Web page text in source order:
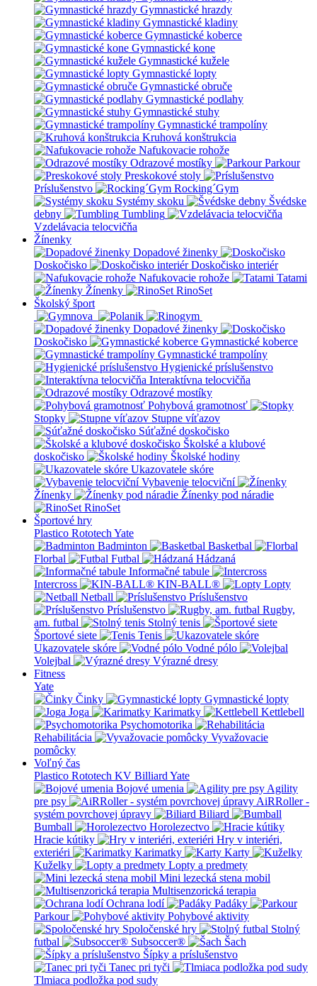
Gymnastické hrazdy
Gymnastické kladiny
Gymnastické koberce
Gymnastické kone
Gymnastické kužele
Gymnastické lopty
Gymnastické obruče
Gymnastické podlahy
Gymnastické stuhy
Gymnastické trampolíny
Kruhová konštrukcia
Nafukovacie rohože
Odrazové mostíky
Parkour
Preskokové stoly
Príslušenstvo
Rocking´Gym
Systémy skoku
Švédske
debny
Tumbling
Vzdelávacia telocvičňa
Žínenky
Dopadové žinenky
Doskočisko
Doskočisko interiér
Nafukovacie rohože
Tatami
Žínenky
RinoSet
Školský šport
Dopadové žinenky
Doskočisko
Gymnastické koberce
Gymnastické trampolíny
Hygienické príslušenstvo
Interaktívna telocvičňa
Odrazové mostíky
Pohybová gramotnosť
Stopky
Stupne víťazov
Súťažné doskočisko
Školské a klubové
doskočisko
Školské hodiny
Ukazovatele skóre
Vybavenie telocviční
Žínenky
Žínenky pod náradie
RinoSet
Športové hry
Plastico Rototech Yate
Badminton
Basketbal
Florbal
Futbal
Hádzaná
Informačné tabule
Intercross
KIN-BALL®
Lopty
Netball
Príslušenstvo
Príslušenstvo
Rugby,
am. futbal
Stolný tenis
Športové siete
Tenis
Ukazovatele skóre
Vodné pólo
Volejbal
Výrazné dresy
Fitness
Yate
Činky
Gymnastické lopty
Joga
Karimatky
Kettlebell
Psychomotorika
Rehabilitácia
Vyvažovacie
pomôcky
Voľný čas
Plastico Rototech KV Billiard Yate
Bojové umenia
Agility
pre psy
AiRRoller -
systém povrchovej úpravy
Biliard
Bumball
Horolezectvo
Hracie kútiky
Hry v interiéri,
exteriéri
Karimatky
Karty
Kuželky
Lopty a predmety
Mini lezecká stena mobil
Multisenzorická terapia
Ochrana lodí
Padáky
Parkour
Pohybové aktivity
Spoločenské hry
Stolný
futbal
Subsoccer®
Šach
Šípky a príslušenstvo
Tanec pri tyči
Tlmiaca podložka pod sudy